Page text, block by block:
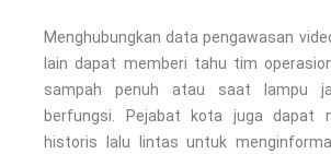
Menghubungkan data pengawasan
lain dapat memberi tahu tim
sampah penuh atau saat lampu
berfungsi. Pejabat kota juga dapat
historis lalu lintas untuk